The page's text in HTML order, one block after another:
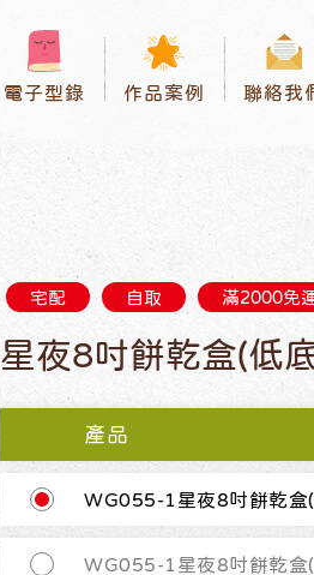
電子型錄 作品案例 聯絡我
宅配 自取 滿2000免
星夜8吋餅乾盒(低
產品
WG055-1星夜8吋餅乾盒
WG055-1星夜8吋餅乾盒